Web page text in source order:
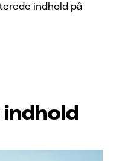
indhold på